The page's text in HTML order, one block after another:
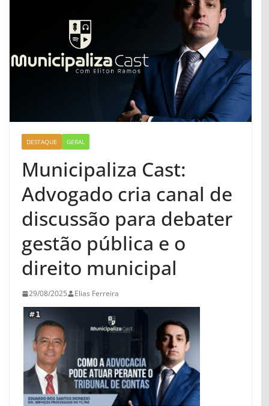
DESTAQUE GERAL
Municipaliza Cast:
Advogado cria canal de
discussão para debater
gestão pública e o
direito municipal
29/08/2025 Elias Ferreira